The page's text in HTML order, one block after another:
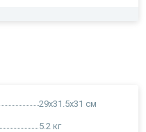
29x31.5x31 см
5.2 кг